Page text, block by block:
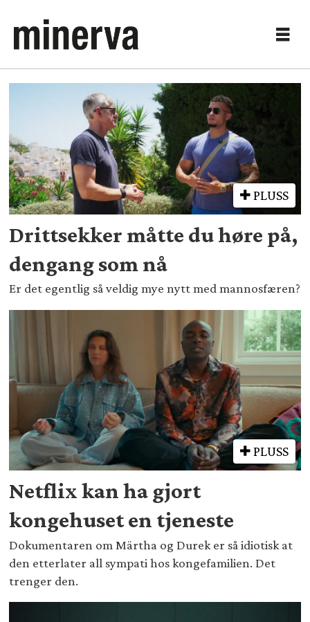
Tag:
PLUSS
Drittsekker måtte du høre på,
dengang som nå
Er det egentlig så veldig mye nytt med mannosfæren?
PLUSS
Netflix kan ha gjort
kongehuset en tjeneste
Dokumentaren om Märtha og Durek er så idiotisk at
den etterlater all sympati hos kongefamilien. Det
trenger den.